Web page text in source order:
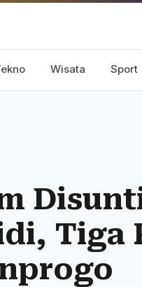
Wisata Sport
Tiga